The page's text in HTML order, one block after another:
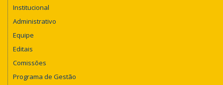
Institucional
Administrativo
Equipe
Editais
Comissões
Programa de Gestão